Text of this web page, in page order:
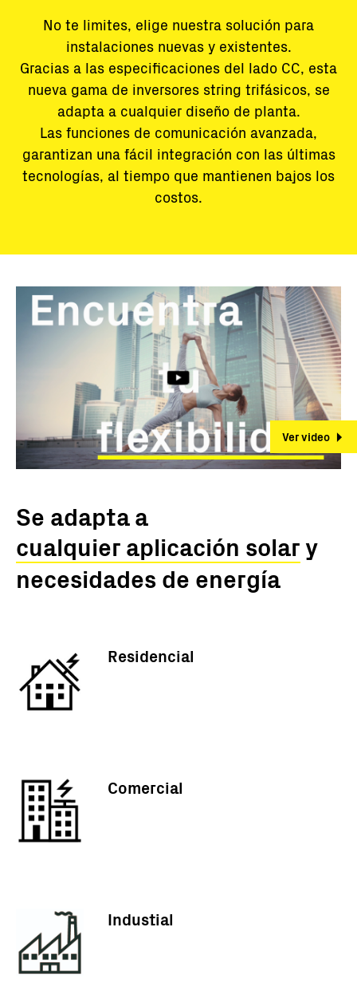
No te limites, elige nuestra solución para
instalaciones nuevas y existentes.
Gracias a las especificaciones del lado CC, esta
nueva gama de inversores string trifásicos, se
adapta a cualquier diseño de planta.
Las funciones de comunicación avanzada,
garantizan una fácil integración con las últimas
tecnologías, al tiempo que mantienen bajos los
costos.
Ver video
Se adapta a
cualquier aplicación solar y
necesidades de energía
Residencial
Comercial
Industial